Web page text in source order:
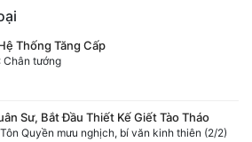
Thống Tăng Cấp
Chân tướng
Sư, Bắt Đầu Thiết Kế Giết Tào Tháo
Quyền mưu nghịch, bí văn kinh thiên (2/2)